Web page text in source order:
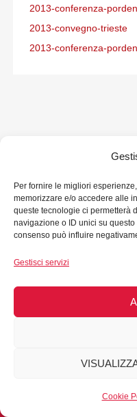
Per fornire le migliori
memorizzare e/o accedere alle
queste tecnologie ci permetterà
navigazione o ID unici su
consenso può influire
Gestisci servizi
Cookie
2013-conferenza-
2013-convegno-trieste
2013-conferenza-
Copyright © 2026
Pordenone - All Rights
Privacy
Sito realizzato a cura